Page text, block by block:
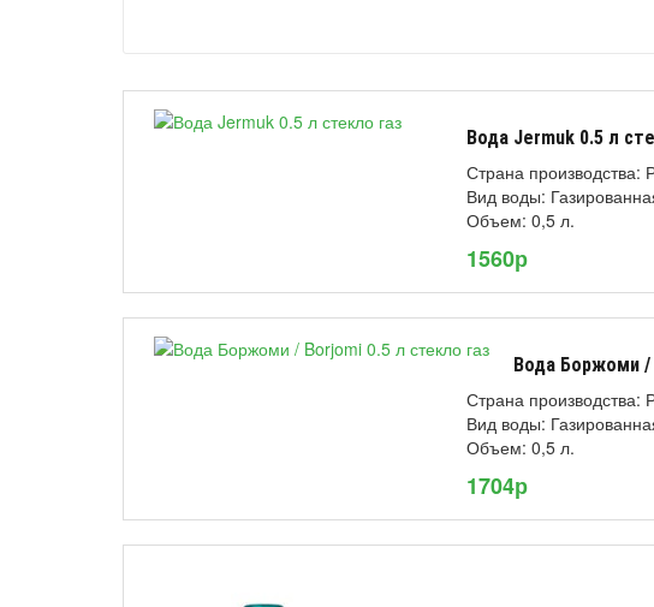
Вода Jermuk 0.5 л
Страна производства:
Вид воды:
Объем: 0,5 л.
1560р
Вода Боржоми /
Страна производства:
Вид воды:
Объем: 0,5 л.
1704р